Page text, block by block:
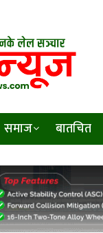
समाज बातचित